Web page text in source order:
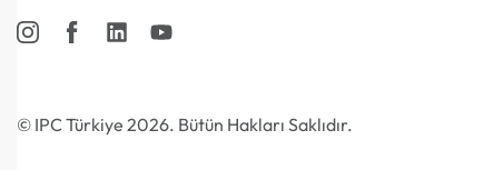
© IPC Türkiye 2026. Bütün Hakları Saklıdır.